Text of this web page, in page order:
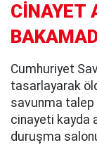
CİNAYET
Cumhuriyet
tasarlayarak
savunma
cinayeti kayda
duruşma